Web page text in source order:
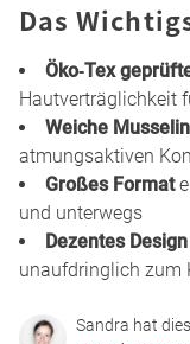
Das
Öko‑Tex
Hautverträglichkeit
Weiche Musselin
atmungsaktiven
Großes Format
und unterwegs
Dezentes Design
unaufdringlich zum
Sandra hat